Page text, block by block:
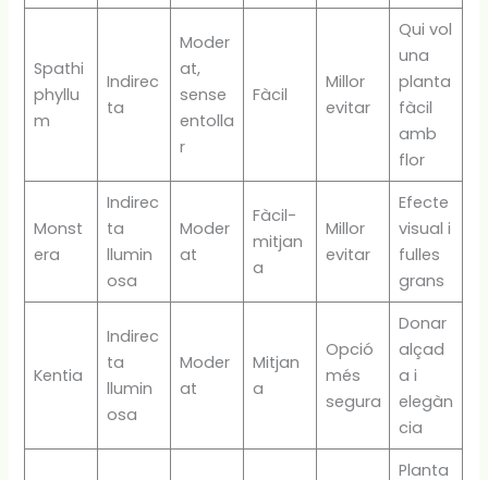
Spathi
phyllu
m
Indirec
ta
Moder
at,
sense
entolla
r
Fàcil
Millor
evitar
Qui vol
una
planta
fàcil
amb
flor
Monst
era
Indirec
ta
llumin
osa
Moder
at
Fàcil-
mitjan
a
Millor
evitar
Efecte
visual i
fulles
grans
Kentia
Indirec
ta
llumin
osa
Moder
at
Mitjan
a
Opció
més
segura
Donar
alçad
a i
elegàn
cia
Planta